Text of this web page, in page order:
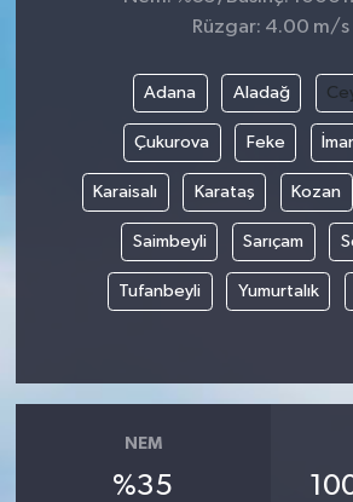
Rüzgar: 4.00 m/s
Adana Aladağ
Çukurova Feke
Karaisalı Karataş Kozan
Saimbeyli Sarıçam
Tufanbeyli Yumurtalık
NEM
%35